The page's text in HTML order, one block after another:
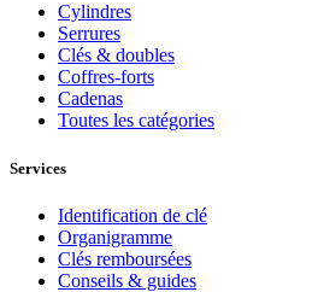
Cylindres
Serrures
Clés & doubles
Coffres-forts
Cadenas
Toutes les catégories
Services
Identification de clé
Organigramme
Clés remboursées
Conseils & guides